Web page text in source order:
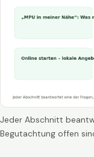
Jeder Abschnitt
Begutachtung offen